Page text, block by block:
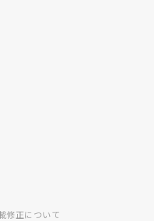
修正について